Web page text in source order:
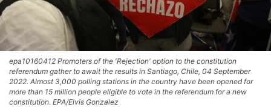
epa10160412 Promoters of the 'Rejection' option to the constitution
referendum gather to await the results in Santiago, Chile, 04 September
2022. Almost 3,000 polling stations in the country have been opened for
more than 15 million people eligible to vote in the referendum for a new
constitution. EPA/Elvis Gonzalez